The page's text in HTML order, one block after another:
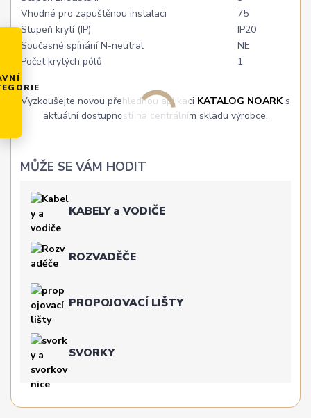
Vhodné pro zapuštěnou instalaci
75
Stupeň krytí (IP)
IP20
Současné spínání N-neutral
NE
Počet krytých pólů
1
Vyzkoušejte novou přehlednou aplikaci KATALOG NOARKs
aktuální dostupností na centrálním skladu výrobce.
MŮŽE SE VÁM HODIT
KABELY a VODIČE
ROZVADĚČE
PROPOJOVACÍ LIŠTY
SVORKY